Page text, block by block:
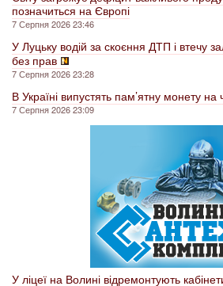
позначиться на Європі
7 Серпня 2026 23:46
У Луцьку водій за скоєння ДТП і втечу
без прав
7 Серпня 2026 23:28
В Україні випустять пам’ятну монету
7 Серпня 2026 23:09
У ліцеї на Волині відремонтують